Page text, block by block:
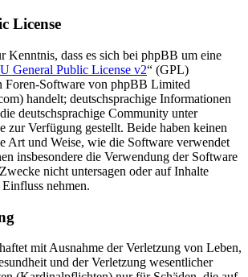
License
Kenntnis, dass es sich bei phpBB um eine
General Public License v2“ (GPL)
Foren-Software von phpBB Limited
handelt; deutschsprachige Informationen
deutschsprachige Community unter
zur Verfügung gestellt. Beide haben keinen
Art und Weise, wie die Software verwendet
insbesondere die Verwendung der Software
nicht untersagen oder auf Inhalte
nehmen.
mit Ausnahme der Verletzung von Leben,
und der Verletzung wesentlicher